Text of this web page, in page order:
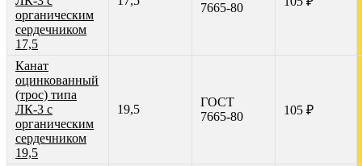
органическим
сердечником
17,5
7665-80
Канат
оцинкованный
(трос) типа
ЛК-3 с
органическим
сердечником
19,5
19,5
ГОСТ
7665-80
105 ₽